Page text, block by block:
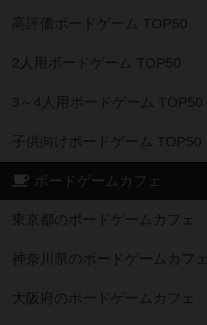
高評価ボードゲーム TOP50
2人用ボードゲーム TOP50
3～4人用ボードゲーム TOP50
子供向けボードゲーム TOP50
ボードゲームカフェ
東京都のボードゲームカフェ
神奈川県のボードゲームカフェ
大阪府のボードゲームカフェ